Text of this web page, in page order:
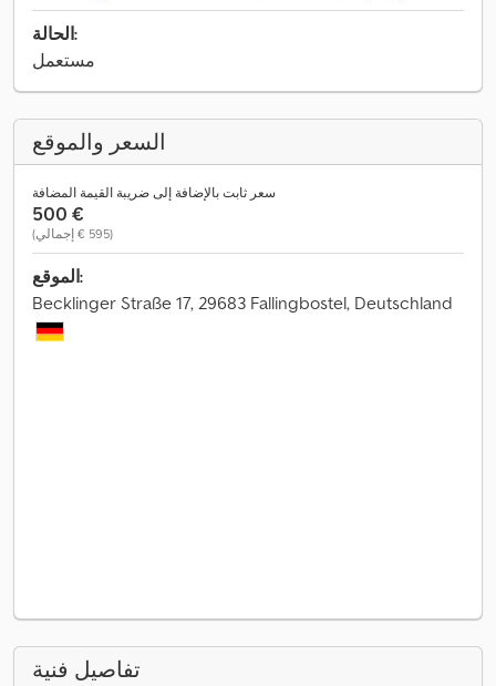
الحالة:
مستعمل
السعر والموقع
سعر ثابت بالإضافة إلى ضريبة القيمة المضافة
‏500 €
(‏595 € إجمالي)
الموقع:
Becklinger Straße 17, 29683 Fallingbostel, Deutschland
تفاصيل فنية